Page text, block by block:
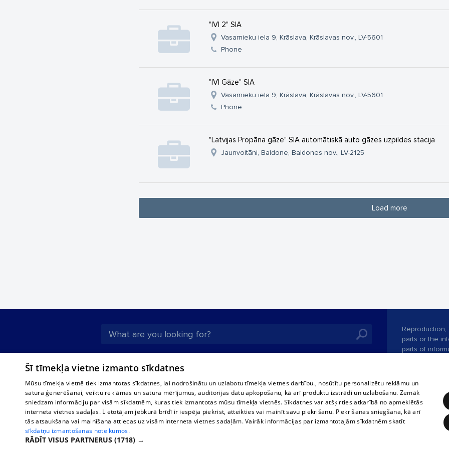
"IVI 2" SIA
Vasarnieku iela 9, Krāslava, Krāslavas nov., LV-5601
Phone
"IVI Gāze" SIA
Vasarnieku iela 9, Krāslava, Krāslavas nov., LV-5601
Phone
"Latvijas Propāna gāze" SIA automātiskā auto gāzes uzpildes stacija
Jaunvoitāni, Baldone, Baldones nov., LV-2125
Load more
About us
For business
Tariffs
Privacy policy
Cookie settings
international schedules
Bus tickets
Train tickets
Contract rules
360 Ziņas kontakti
Reproduction,
parts or the
parts of
website.
Vortal
Šī tīmekļa vietne izmanto sīkdatnes
Mūsu tīmekļa vietnē tiek izmantotas sīkdatnes, lai nodrošinātu un uzlabotu tīmekļa vietnes darbību., nosūtītu personalizētu reklāmu un
satura ģenerēšanai, veiktu reklāmas un satura mērījumus, auditorijas datu apkopošanu, kā arī produktu izstrādi un uzlabošanu. Zemāk
sniedzam informāciju par visām sīkdatnēm, kuras tiek izmantotas mūsu tīmekļa vietnēs. Sīkdatnes var atšķirties atkarībā no apmeklētās
interneta vietnes sadaļas. Lietotājam jebkurā brīdī ir iespēja piekrist, atteikties vai mainīt savu piekrišanu. Piekrišanas sniegšana, kā arī
tās atsaukšana vai mainīšana attiecas uz visām interneta vietnes sadaļām. Vairāk informācijas par izmantotajām sīkdatnēm skatīt
sīkdatņu izmantošanas noteikumos.
RĀDĪT VISUS PARTNERUS (1718) →